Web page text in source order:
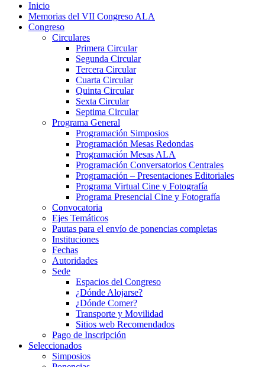
Inicio
Memorias del VII Congreso ALA
Congreso
Circulares
Primera Circular
Segunda Circular
Tercera Circular
Cuarta Circular
Quinta Circular
Sexta Circular
Septima Circular
Programa General
Programación Simposios
Programación Mesas Redondas
Programación Mesas ALA
Programación Conversatorios Centrales
Programación – Presentaciones Editoriales
Programa Virtual Cine y Fotografía
Programa Presencial Cine y Fotografía
Convocatoria
Ejes Temáticos
Pautas para el envío de ponencias completas
Instituciones
Fechas
Autoridades
Sede
Espacios del Congreso
¿Dónde Alojarse?
¿Dónde Comer?
Transporte y Movilidad
Sitios web Recomendados
Pago de Inscripción
Seleccionados
Simposios